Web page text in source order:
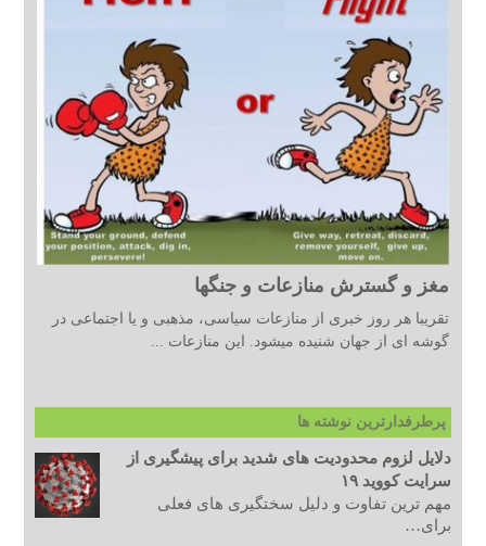
مغز و گسترش منازعات و جنگها
تقریبا هر روز خبری از منازعات سیاسی، مذهبی و یا اجتماعی در
گوشه ای از جهان شنیده میشود. این منازعات ...
پرطرفدارترین نوشته ها
دلایل لزوم محدودیت های شدید برای پیشگیری از
سرایت کووید ۱۹
مهم ترین تفاوت و دلیل سختگیری های فعلی
برای…